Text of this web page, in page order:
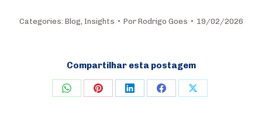
Categories: Blog, Insights Por Rodrigo Goes 19/02/2026
Compartilhar esta postagem
Share Share Share Share Share